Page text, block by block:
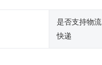
是否支持物流
快递